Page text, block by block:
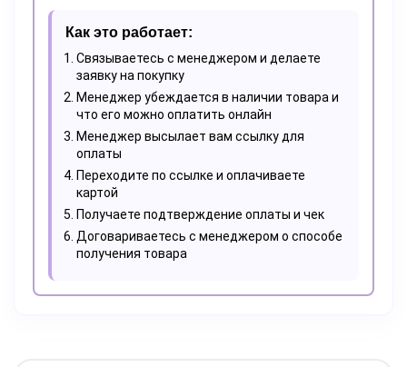
Как это работает:
Связываетесь с менеджером и делаете
заявку на покупку
Менеджер убеждается в наличии товара и
что его можно оплатить онлайн
Менеджер высылает вам ссылку для
оплаты
Переходите по ссылке и оплачиваете
картой
Получаете подтверждение оплаты и чек
Договариваетесь с менеджером о способе
получения товара